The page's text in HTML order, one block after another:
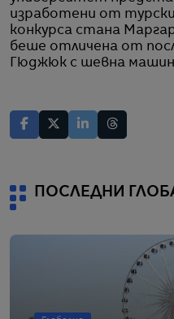
изработени от
конкурса стана
беше отличена от
Гюджюк с шевна
ПОСЛЕДНИ